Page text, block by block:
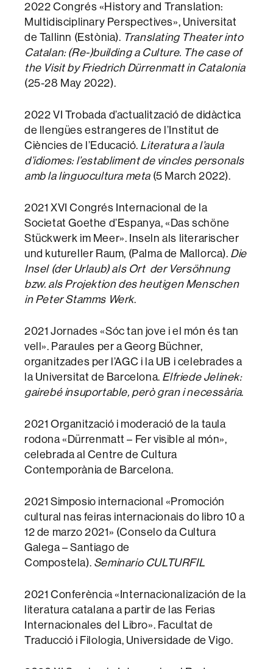
2022 Congrés «History and Translation:
Multidisciplinary Perspectives», Universitat
de Tallinn (Estònia). Translating Theater into
Catalan: (Re-)building a Culture. The case of
the Visit by Friedrich Dürrenmatt in Catalonia
(25-28 May 2022).
2022 VI Trobada d’actualització de didàctica
de llengües estrangeres de l’Institut de
Ciències de l’Educació. Literatura a l’aula
d’idiomes: l’establiment de vincles personals
amb la linguocultura meta (5 March 2022).
2021 XVI Congrés Internacional de la
Societat Goethe d’Espanya, «Das schöne
Stückwerk im Meer». Inseln als literarischer
und kutureller Raum, (Palma de Mallorca). Die
Insel (der Urlaub) als Ort der Versöhnung
bzw. als Projektion des heutigen Menschen
in Peter Stamms Werk.
2021 Jornades «Sóc tan jove i el món és tan
vell». Paraules per a Georg Büchner,
organitzades per l’AGC i la UB i celebrades a
la Universitat de Barcelona. Elfriede Jelinek:
gairebé insuportable, però gran i necessària.
2021 Organització i moderació de la taula
rodona «Dürrenmatt – Fer visible al món»,
celebrada al Centre de Cultura
Contemporània de Barcelona.
2021 Simposio internacional «Promoción
cultural nas feiras internacionais do libro 10 a
12 de marzo 2021» (Conselo da Cultura
Galega – Santiago de
Compostela). Seminario CULTURFIL
2021 Conferència «Internacionalización de la
literatura catalana a partir de las Ferias
Internacionales del Libro». Facultat de
Traducció i Filologia, Universidade de Vigo.